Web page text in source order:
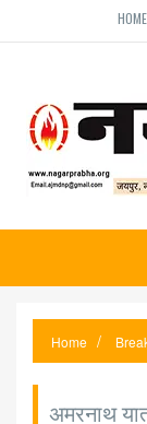
HOME
Home
अमरनाथ